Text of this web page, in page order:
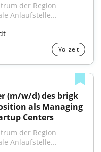
der Region
Anlaufstelle...
Vollzeit
(m/w/d) des brigk
als Managing
Centers
der Region
Anlaufstelle...